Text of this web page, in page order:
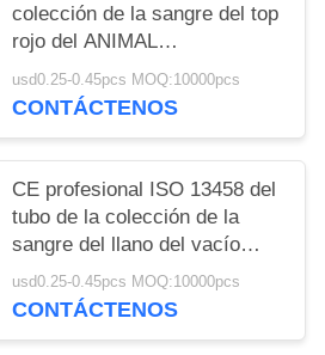
colección de la sangre del top
rojo del ANIMAL
DOMÉSTICO médico ningún
añadido 1ML-10ML
usd0.25-0.45pcs MOQ:10000pcs
CONTÁCTENOS
CE profesional ISO 13458 del
tubo de la colección de la
sangre del llano del vacío
aprobado
usd0.25-0.45pcs MOQ:10000pcs
CONTÁCTENOS